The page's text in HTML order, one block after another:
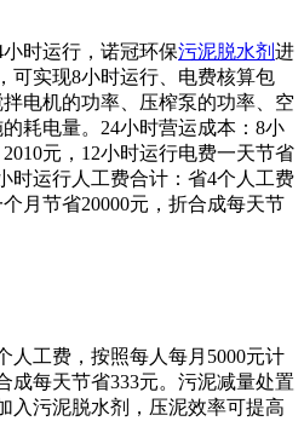
时运行，诺冠环保污泥脱水剂 进
可实现8小时运行、电费核算包
电机的功率、压榨泵的功率、空
耗电量。24小时营运成本：8小
元，12小时运行电费一天节省
时运行人工费合计：省4个人工费
月节省20000元，折合成每天节
人工费，按照每人每月5000元计
成每天节省333元。污泥减量处置
入污泥脱水剂，压泥效率可提高